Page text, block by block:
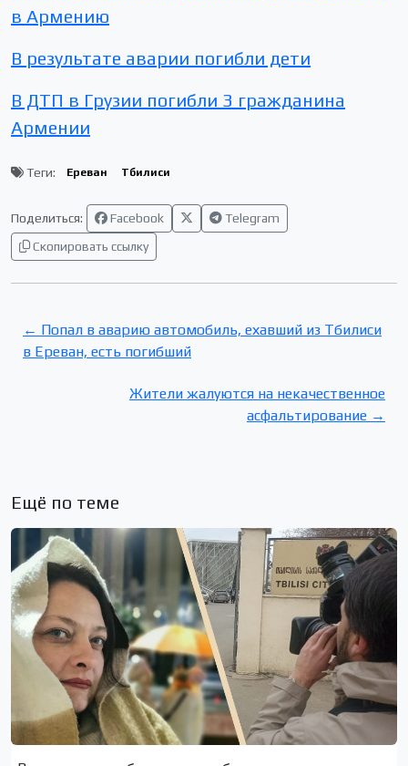
в Армению
В результате аварии погибли дети
В ДТП в Грузии погибли 3 гражданина
Армении
Теги: Ереван Тбилиси
Поделиться: Facebook
Telegram
Скопировать ссылку
← Попал в аварию автомобиль, ехавший из Тбилиси
в Ереван, есть погибший
Жители жалуются на некачественное
асфальтирование →
Ещё по теме